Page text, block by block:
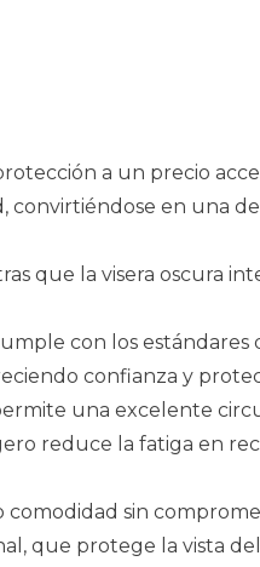
a un precio
en una
que la visera oscura
con los
confianza y
una excelente
reduce la fatiga en
comodidad sin
que protege la vista